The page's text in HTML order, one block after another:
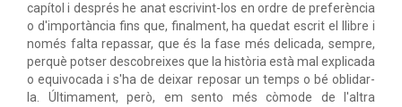
capítol i després he anat escrivint-los en ordre de preferència
o d'importància fins que, finalment, ha quedat escrit el llibre i
només falta repassar, que és la fase més delicada, sempre,
perquè potser descobreixes que la història està mal explicada
o equivocada i s'ha de deixar reposar un temps o bé oblidar-
la. Últimament, però, em sento més còmode de l'altra